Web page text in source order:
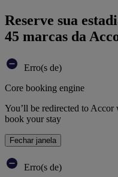
Reserve sua
45 marcas da
Erro(s de)
Core booking engine
You’ll be redirected to
book your stay
Fechar janela
Erro(s de)